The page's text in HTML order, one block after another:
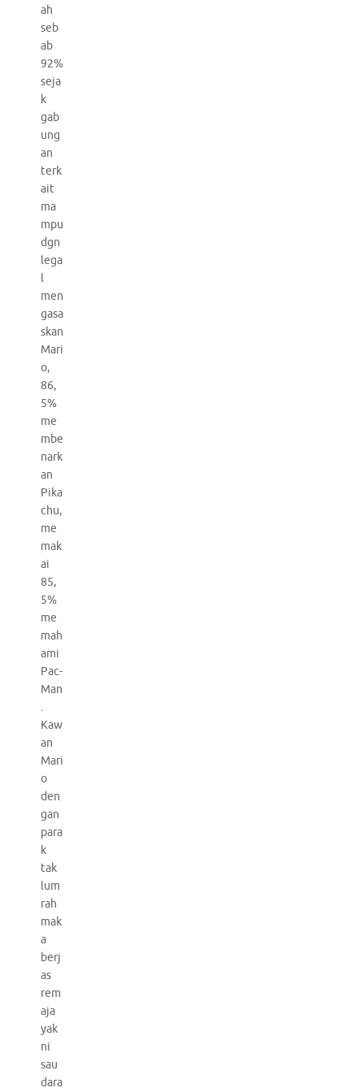
ah
seb
ab
92%
seja
k
gab
ung
an
terk
ait
ma
mpu
dgn
lega
l
men
gasa
skan
Mari
o,
86,
5%
me
mbe
nark
an
Pika
chu,
me
mak
ai
85,
5%
me
mah
ami
Pac-
Man
.
Kaw
an
Mari
o
den
gan
para
k
tak
lum
rah
mak
a
berj
as
rem
aja
yak
ni
sau
dara